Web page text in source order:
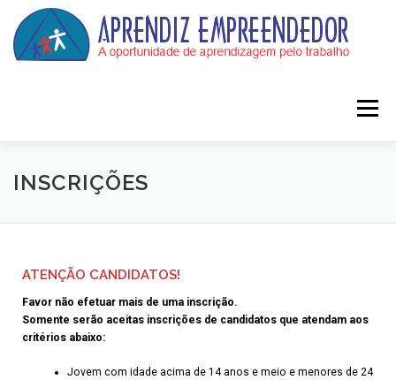
Menu
HOME O PROGRAMA
INSCRIÇÕES
ATENÇÃO CANDIDATOS!
Favor não efetuar mais de uma inscrição.
Somente serão aceitas inscrições de candidatos que atendam aos
critérios abaixo:
Jovem com idade acima de 14 anos e meio e menores de 24